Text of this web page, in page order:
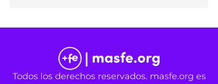
Todos los derechos reservados. masfe.org es